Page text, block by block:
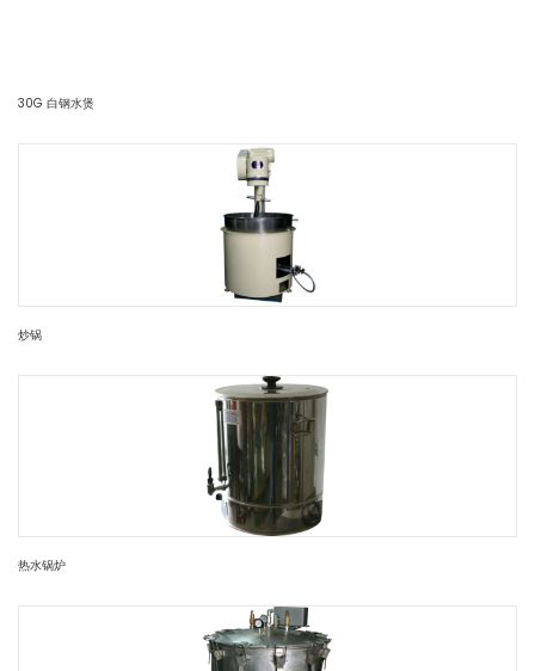
30G 白钢水煲
炒锅
热水锅炉